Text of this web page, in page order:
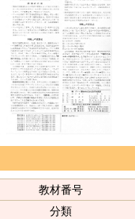
教材番号
分類